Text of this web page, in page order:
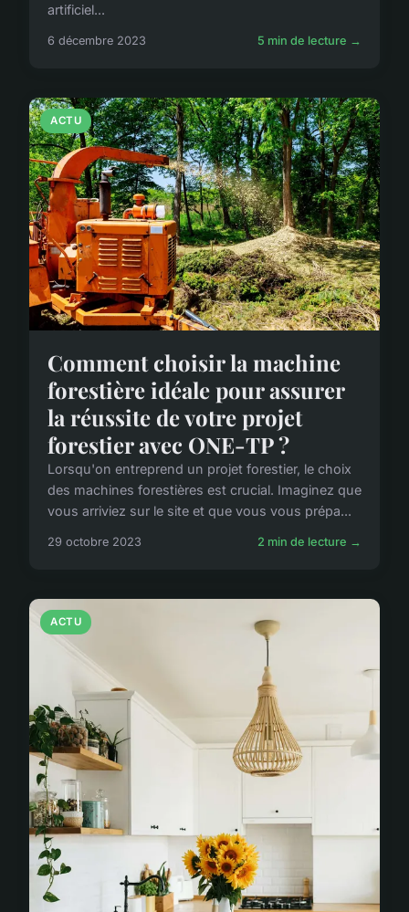
artificiel...
6 décembre 2023 5 min de lecture →
ACTU
Comment choisir la machine
forestière idéale pour assurer
la réussite de votre projet
forestier avec ONE-TP ?
Lorsqu'on entreprend un projet forestier, le choix
des machines forestières est crucial. Imaginez que
vous arriviez sur le site et que vous vous prépa...
29 octobre 2023 2 min de lecture →
ACTU